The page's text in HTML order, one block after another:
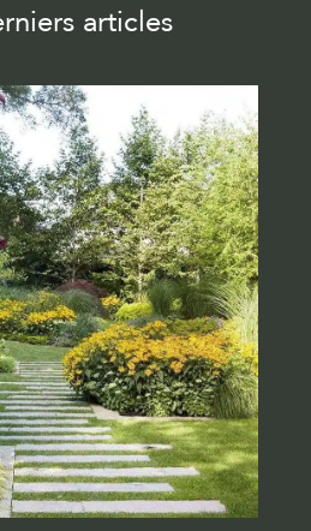
articles